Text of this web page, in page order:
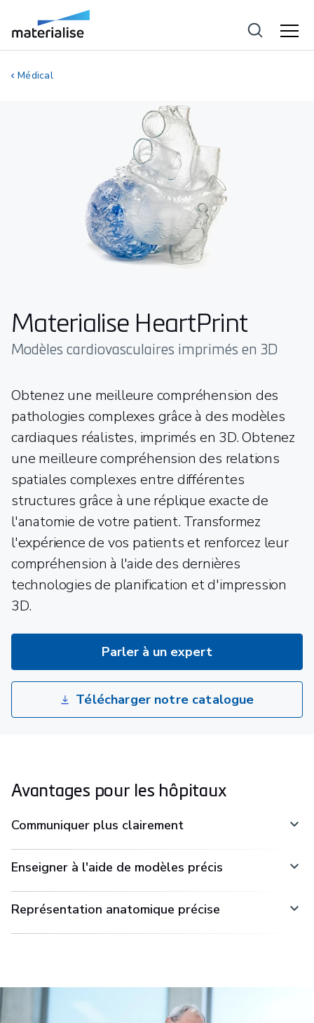
Médical
Materialise HeartPrint
Modèles cardiovasculaires imprimés en 3D
Obtenez une meilleure compréhension des
pathologies complexes grâce à des modèles
cardiaques réalistes, imprimés en 3D. Obtenez
une meilleure compréhension des relations
spatiales complexes entre différentes
structures grâce à une réplique exacte de
l'anatomie de votre patient. Transformez
l'expérience de vos patients et renforcez leur
compréhension à l'aide des dernières
technologies de planification et d'impression
3D.
Parler à un expert
Télécharger notre catalogue
Avantages pour les hôpitaux
Communiquer plus clairement
Enseigner à l'aide de modèles précis
Représentation anatomique précise